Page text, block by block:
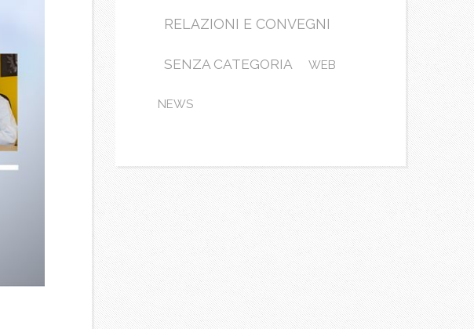
RELAZIONI E CONVEGNI
SENZA CATEGORIA WEB
NEWS